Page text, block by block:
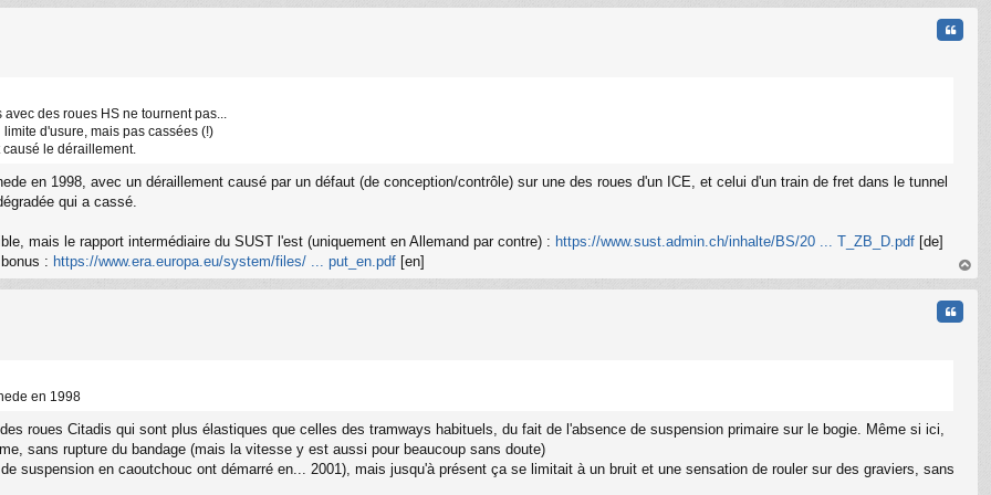
des roues HS ne tournent pas...
d'usure, mais pas cassées (!)
le déraillement.
en 1998, avec un déraillement causé par un défaut (de conception/contrôle) sur une des roues d'un ICE, et celui d'un train de fret dans le tunnel
qui a cassé.
mais le rapport intermédiaire du SUST l'est (uniquement en Allemand par contre) : https://www.sust.admin.ch/inhalte/BS/20 ... T_ZB_D.pdf [de]
: https://www.era.europa.eu/system/files/ ... put_en.pdf [en]
au
en 1998
roues Citadis qui sont plus élastiques que celles des tramways habituels, du fait de l'absence de suspension primaire sur le bogie. Même si ici,
sans rupture du bandage (mais la vitesse y est aussi pour beaucoup sans doute)
suspension en caoutchouc ont démarré en... 2001), mais jusqu'à présent ça se limitait à un bruit et une sensation de rouler sur des graviers, sans